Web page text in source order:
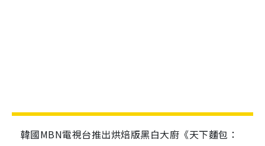
韓國MBN電視台推出烘焙版黑白大廚《天下麵包：